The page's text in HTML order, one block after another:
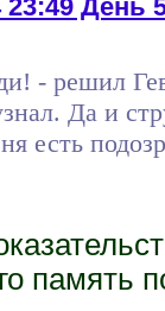
День
- решил
Да и
есть
память